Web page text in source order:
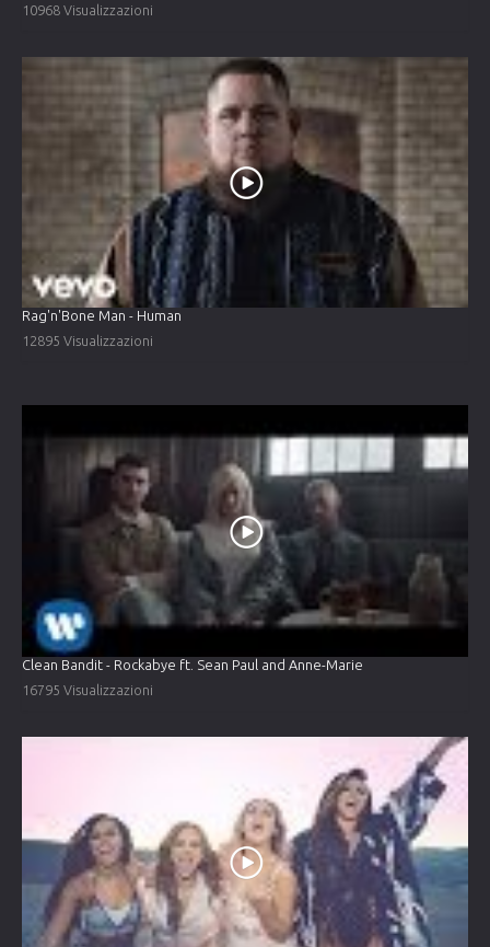
10968 Visualizzazioni
Rag'n'Bone Man - Human
12895 Visualizzazioni
Clean Bandit - Rockabye ft. Sean Paul and Anne-Marie
16795 Visualizzazioni